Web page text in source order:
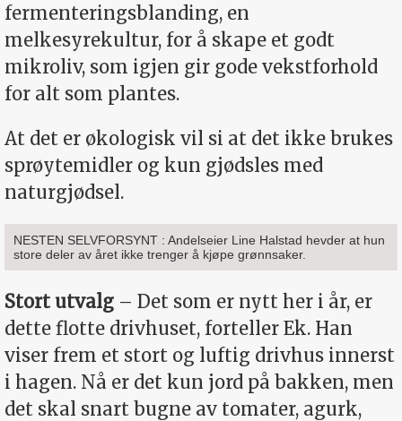
fermenteringsblanding, en
melkesyrekultur, for å skape et godt
mikroliv, som igjen gir gode vekstforhold
for alt som plantes.
At det er økologisk vil si at det ikke brukes
sprøytemidler og kun gjødsles med
naturgjødsel.
NESTEN SELVFORSYNT : Andelseier Line Halstad hevder at hun
store deler av året ikke trenger å kjøpe grønnsaker.
Stort utvalg – Det som er nytt her i år, er
dette flotte drivhuset, forteller Ek. Han
viser frem et stort og luftig drivhus innerst
i hagen. Nå er det kun jord på bakken, men
det skal snart bugne av tomater, agurk,